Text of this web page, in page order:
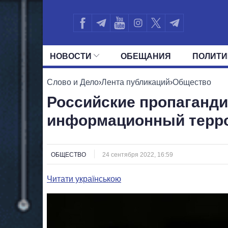
НОВОСТИ ОБЕЩАНИЯ
ВСЕ ПОЛИТИКИ ПРЕЗИДЕНТ И
Слово и Дело›Лента публикаций›Общество
Российские
информационный
ОБЩЕСТВО 24 сентября 2022, 16:59
Читати українською